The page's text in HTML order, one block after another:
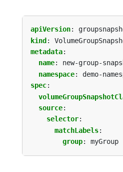
apiVersion:
kind:
metadata:
name:
new-group-
namespace:
demo-
spec:
source:
selector:
matchLabels:
group: myGroup